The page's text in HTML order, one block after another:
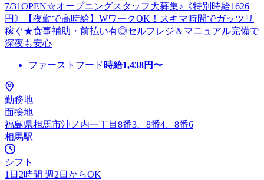
7/31OPEN☆オープニングスタッフ大募集♪《特別時給1626
円》【夜勤で高時給】WワークOK！スキマ時間でガッツリ
稼ぐ★食事補助・前払い有◎セルフレジ＆マニュアル完備で
深夜も安心
ファーストフード 時給1,438円〜
勤務地
面接地
福島県相馬市沖ノ内一丁目8番3、8番4、8番6
相馬駅
シフト
1日2時間 週2日からOK